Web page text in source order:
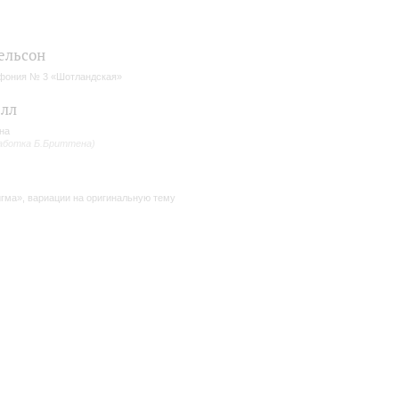
№ 3 «Шотландская»
Б.Бриттена)
вариации на оригинальную тему